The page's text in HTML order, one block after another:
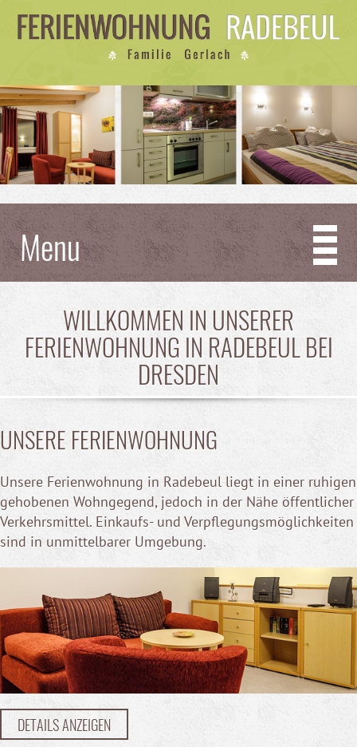
Menu
WILLKOMMEN IN UNSERER
FERIENWOHNUNG IN RADEBEUL BEI
DRESDEN
UNSERE FERIENWOHNUNG
Unsere Ferienwohnung in Radebeul liegt in einer ruhigen
gehobenen Wohngegend, jedoch in der Nähe öffentlicher
Verkehrsmittel. Einkaufs- und Verpflegungsmöglichkeiten
sind in unmittelbarer Umgebung.
DETAILS ANZEIGEN